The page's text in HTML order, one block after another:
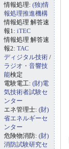
情報処理: (独)情
報処理推進機構
情報処理 解答速
報1: iTEC
情報処理 解答速
報2: TAC
ディジタル技術 /
ラジオ・音響技
能検定
電験電工: (財)電
気技術者試験セ
ンター
エネ管理士: (財)
省エネルギーセ
ンター
危険物消防: (財)
消防試験研究セ